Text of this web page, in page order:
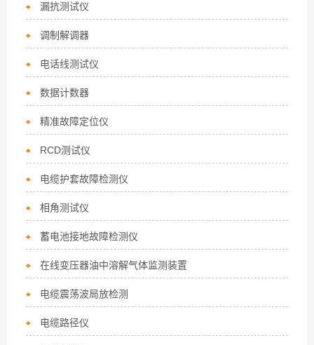
漏抗测试仪
调制解调器
电话线测试仪
数据计数器
精准故障定位仪
RCD测试仪
电缆护套故障检测仪
相角测试仪
蓄电池接地故障检测仪
在线变压器油中溶解气体监测装置
电缆震荡波局放检测
电缆路径仪